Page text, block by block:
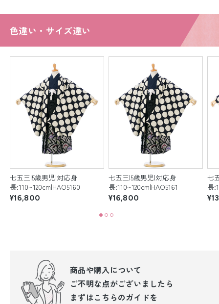
色違い・サイズ違い
七五三|5歳男児|対応身
長:110~120cm|HAO5160
¥16,800
七五三|5歳男児|対応身
長:110~120cm|HAO5161
¥16,800
七
長
商品や購入について
ご不明な点がございましたら
まずはこちらのガイドを